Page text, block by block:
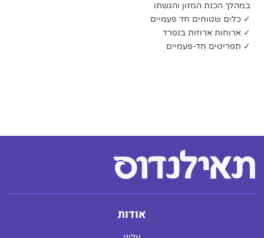
במהלך הכנת המזון והגשתו
✓ כלים שטוחים חד פעמיים
✓ ארוחות ארוזות בנפרד
✓ תפריטים חד-פעמיים
אודות